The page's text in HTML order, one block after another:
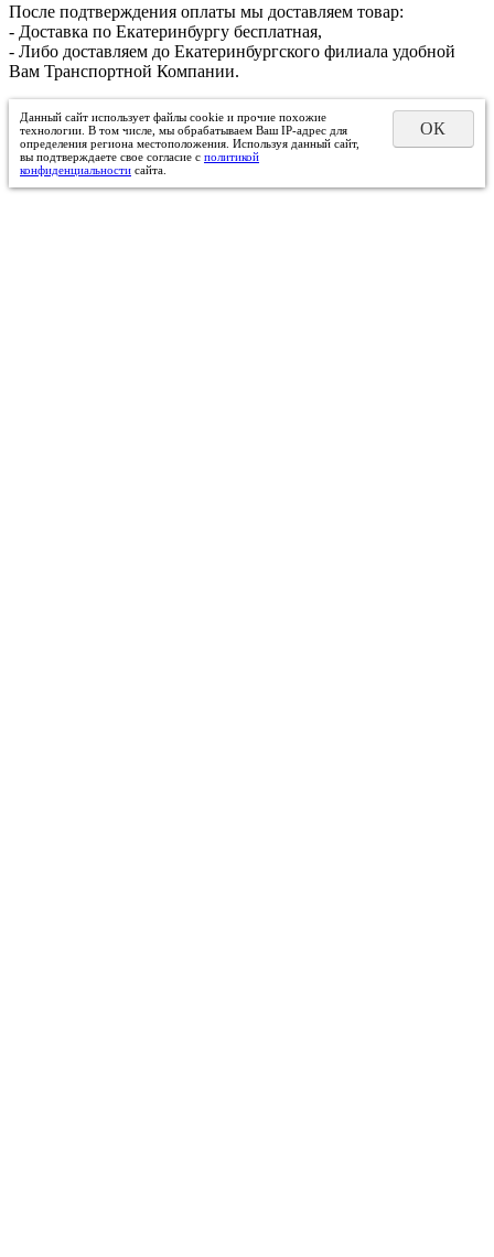
После подтверждения оплаты мы доставляем товар:
- Доставка по Екатеринбургу бесплатная,
- Либо доставляем до Екатеринбургского филиала удобной
Вам Транспортной Компании.
Данный сайт использует файлы cookie и прочие похожие
технологии. В том числе, мы обрабатываем Ваш IP-адрес для
определения региона местоположения. Используя данный сайт,
вы подтверждаете свое согласие с политикой
конфиденциальности сайта.
ОК